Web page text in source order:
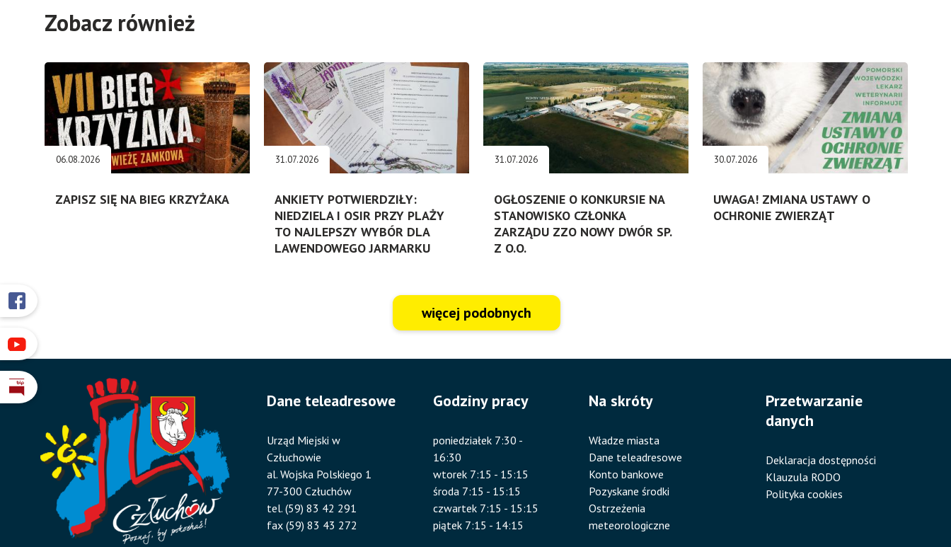
Zobacz również
06.08.2026
ZAPISZ SIĘ NA BIEG KRZYŻAKA
31.07.2026
ANKIETY POTWIERDZIŁY:
NIEDZIELA I OSIR PRZY PLAŻY
TO NAJLEPSZY WYBÓR DLA
LAWENDOWEGO JARMARKU
31.07.2026
OGŁOSZENIE O KONKURSIE NA
STANOWISKO CZŁONKA
ZARZĄDU ZZO NOWY DWÓR SP.
Z O.O.
30.07.2026
UWAGA! ZMIANA USTAWY O
OCHRONIE ZWIERZĄT
więcej podobnych
Dane teleadresowe
Urząd Miejski w
Człuchowie
al. Wojska Polskiego 1
77-300 Człuchów
tel. (59) 83 42 291
fax (59) 83 43 272
Godziny pracy
poniedziałek 7:30 -
16:30
wtorek 7:15 - 15:15
środa 7:15 - 15:15
czwartek 7:15 - 15:15
piątek 7:15 - 14:15
Na skróty
Władze miasta
Dane teleadresowe
Konto bankowe
Pozyskane środki
Ostrzeżenia
meteorologiczne
Przetwarzanie
danych
Deklaracja dostępności
Klauzula RODO
Polityka cookies
Przyklejone
odnośniki
Otworzy
w
nowym
oknie
Otworzy
się
w
nowym
Otworzy
nowym
oknie